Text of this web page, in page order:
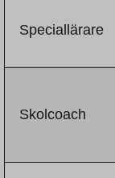
Speciallärare
Skolcoach